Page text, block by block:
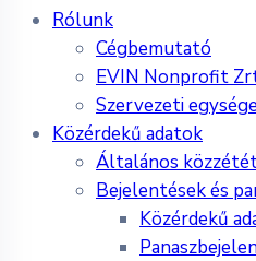
Rólunk
Cégbemutató
EVIN Nonprofit
Szervezeti
Közérdekű adatok
Általános
Bejelentések és
Közérdekű